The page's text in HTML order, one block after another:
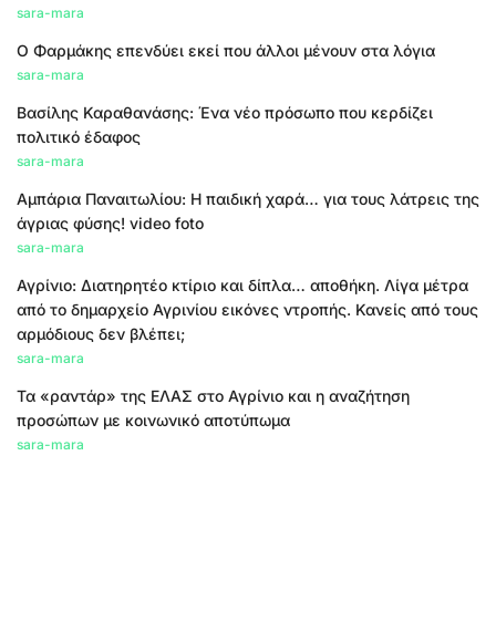
sara-mara
Ο Φαρμάκης επενδύει εκεί που άλλοι μένουν στα λόγια
sara-mara
Βασίλης Καραθανάσης: Ένα νέο πρόσωπο που κερδίζει
πολιτικό έδαφος
sara-mara
Αμπάρια Παναιτωλίου: Η παιδική χαρά… για τους λάτρεις της
άγριας φύσης! video foto
sara-mara
Αγρίνιο: Διατηρητέο κτίριο και δίπλα… αποθήκη. Λίγα μέτρα
από το δημαρχείο Αγρινίου εικόνες ντροπής. Κανείς από τους
αρμόδιους δεν βλέπει;
sara-mara
Τα «ραντάρ» της ΕΛΑΣ στο Αγρίνιο και η αναζήτηση
προσώπων με κοινωνικό αποτύπωμα
sara-mara